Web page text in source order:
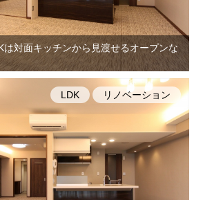
は対面キッチンから見渡せるオープンな
LDK リノベーション